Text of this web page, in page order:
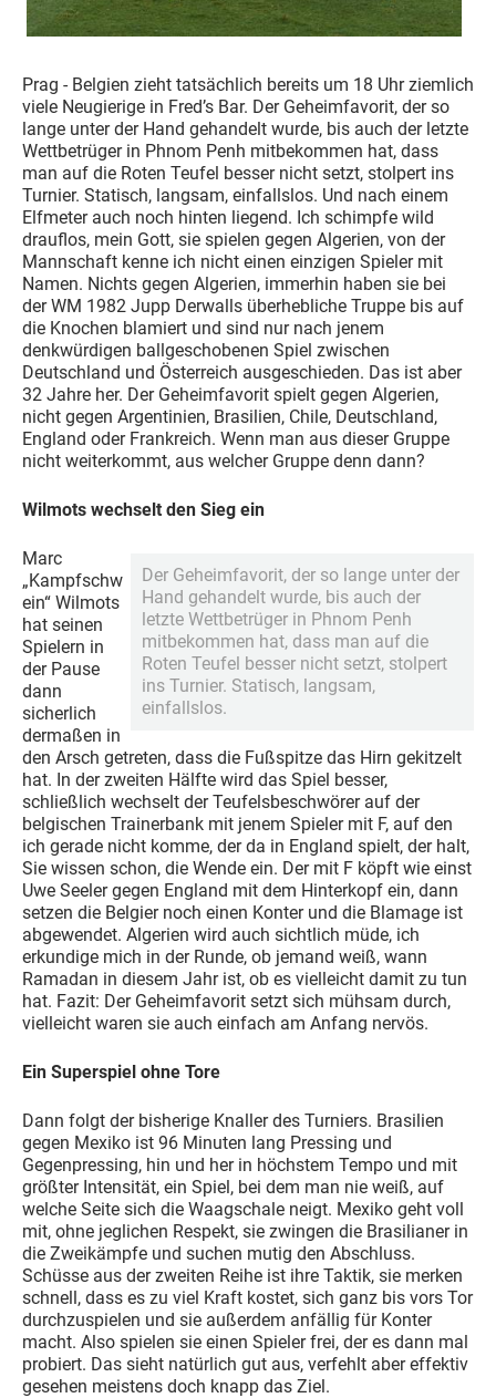
Prag - Belgien zieht tatsächlich bereits um 18 Uhr ziemlich
viele Neugierige in Fred’s Bar. Der Geheimfavorit, der so
lange unter der Hand gehandelt wurde, bis auch der letzte
Wettbetrüger in Phnom Penh mitbekommen hat, dass
man auf die Roten Teufel besser nicht setzt, stolpert ins
Turnier. Statisch, langsam, einfallslos. Und nach einem
Elfmeter auch noch hinten liegend. Ich schimpfe wild
drauflos, mein Gott, sie spielen gegen Algerien, von der
Mannschaft kenne ich nicht einen einzigen Spieler mit
Namen. Nichts gegen Algerien, immerhin haben sie bei
der WM 1982 Jupp Derwalls überhebliche Truppe bis auf
die Knochen blamiert und sind nur nach jenem
denkwürdigen ballgeschobenen Spiel zwischen
Deutschland und Österreich ausgeschieden. Das ist aber
32 Jahre her. Der Geheimfavorit spielt gegen Algerien,
nicht gegen Argentinien, Brasilien, Chile, Deutschland,
England oder Frankreich. Wenn man aus dieser Gruppe
nicht weiterkommt, aus welcher Gruppe denn dann?
Wilmots wechselt den Sieg ein
Der Geheimfavorit, der so lange unter der
Hand gehandelt wurde, bis auch der
letzte Wettbetrüger in Phnom Penh
mitbekommen hat, dass man auf die
Roten Teufel besser nicht setzt, stolpert
ins Turnier. Statisch, langsam,
einfallslos.
Marc
„Kampfschw
ein“ Wilmots
hat seinen
Spielern in
der Pause
dann
sicherlich
dermaßen in
den Arsch getreten, dass die Fußspitze das Hirn gekitzelt
hat. In der zweiten Hälfte wird das Spiel besser,
schließlich wechselt der Teufelsbeschwörer auf der
belgischen Trainerbank mit jenem Spieler mit F, auf den
ich gerade nicht komme, der da in England spielt, der halt,
Sie wissen schon, die Wende ein. Der mit F köpft wie einst
Uwe Seeler gegen England mit dem Hinterkopf ein, dann
setzen die Belgier noch einen Konter und die Blamage ist
abgewendet. Algerien wird auch sichtlich müde, ich
erkundige mich in der Runde, ob jemand weiß, wann
Ramadan in diesem Jahr ist, ob es vielleicht damit zu tun
hat. Fazit: Der Geheimfavorit setzt sich mühsam durch,
vielleicht waren sie auch einfach am Anfang nervös.
Ein Superspiel ohne Tore
Dann folgt der bisherige Knaller des Turniers. Brasilien
gegen Mexiko ist 96 Minuten lang Pressing und
Gegenpressing, hin und her in höchstem Tempo und mit
größter Intensität, ein Spiel, bei dem man nie weiß, auf
welche Seite sich die Waagschale neigt. Mexiko geht voll
mit, ohne jeglichen Respekt, sie zwingen die Brasilianer in
die Zweikämpfe und suchen mutig den Abschluss.
Schüsse aus der zweiten Reihe ist ihre Taktik, sie merken
schnell, dass es zu viel Kraft kostet, sich ganz bis vors Tor
durchzuspielen und sie außerdem anfällig für Konter
macht. Also spielen sie einen Spieler frei, der es dann mal
probiert. Das sieht natürlich gut aus, verfehlt aber effektiv
gesehen meistens doch knapp das Ziel.